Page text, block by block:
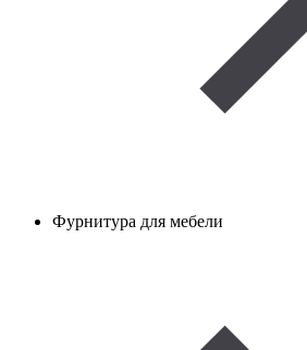
Фурнитура для мебели